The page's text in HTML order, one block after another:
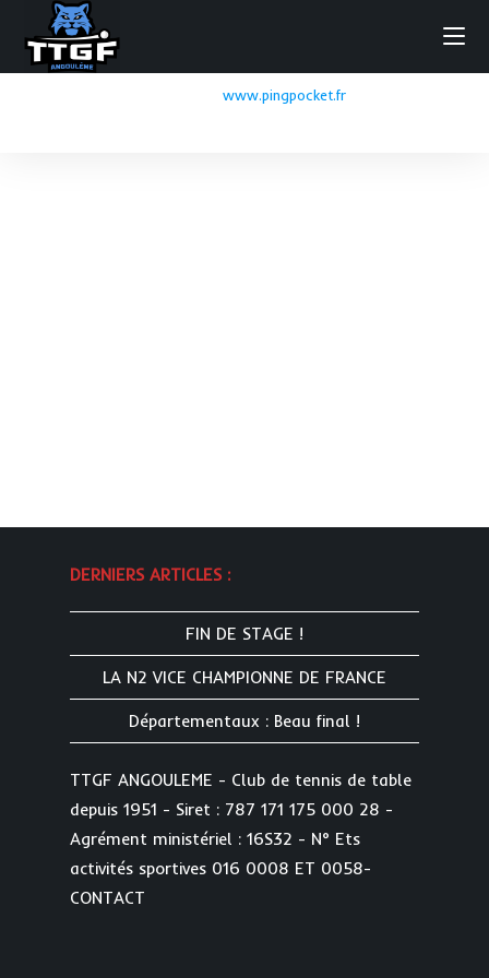
www.pingpocket.fr
DERNIERS ARTICLES :
FIN DE STAGE !
LA N2 VICE CHAMPIONNE DE FRANCE
Départementaux : Beau final !
TTGF ANGOULEME - Club de tennis de table
depuis 1951 - Siret : 787 171 175 000 28 -
Agrément ministériel : 16S32 - N° Ets
activités sportives 016 0008 ET 0058-
CONTACT